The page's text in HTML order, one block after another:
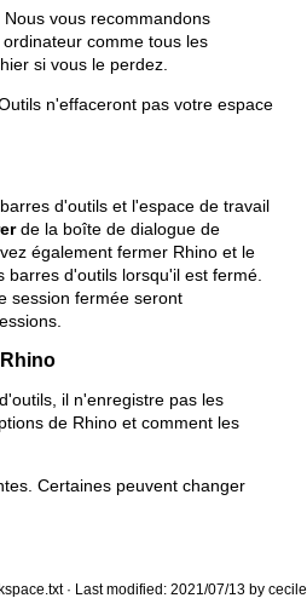
vous recommandons
comme tous les
si vous le perdez.
n'effaceront pas votre espace
d'outils et l'espace de travail
de la boîte de dialogue de
également fermer Rhino et le
d'outils lorsqu'il est fermé.
session fermée seront
il n'enregistre pas les
de Rhino et comment les
Certaines peuvent changer
· Last modified: 2021/07/13 by cecile